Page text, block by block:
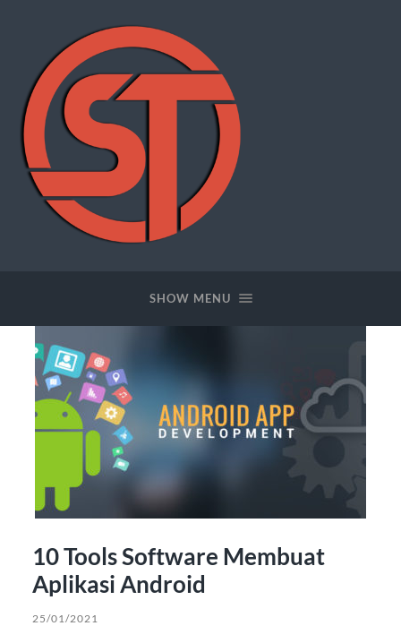
SHOW MENU
10 Tools Software Membuat
Aplikasi Android
25/01/2021